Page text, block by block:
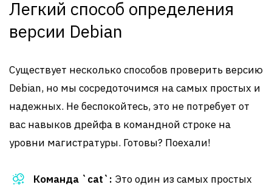
Легкий способ определения
версии Debian
Существует несколько способов проверить версию
Debian, но мы сосредоточимся на самых простых и
надежных. Не беспокойтесь, это не потребует от
вас навыков дрейфа в командной строке на
уровни магистратуры. Готовы? Поехали!
Команда `cat`: Это один из самых простых